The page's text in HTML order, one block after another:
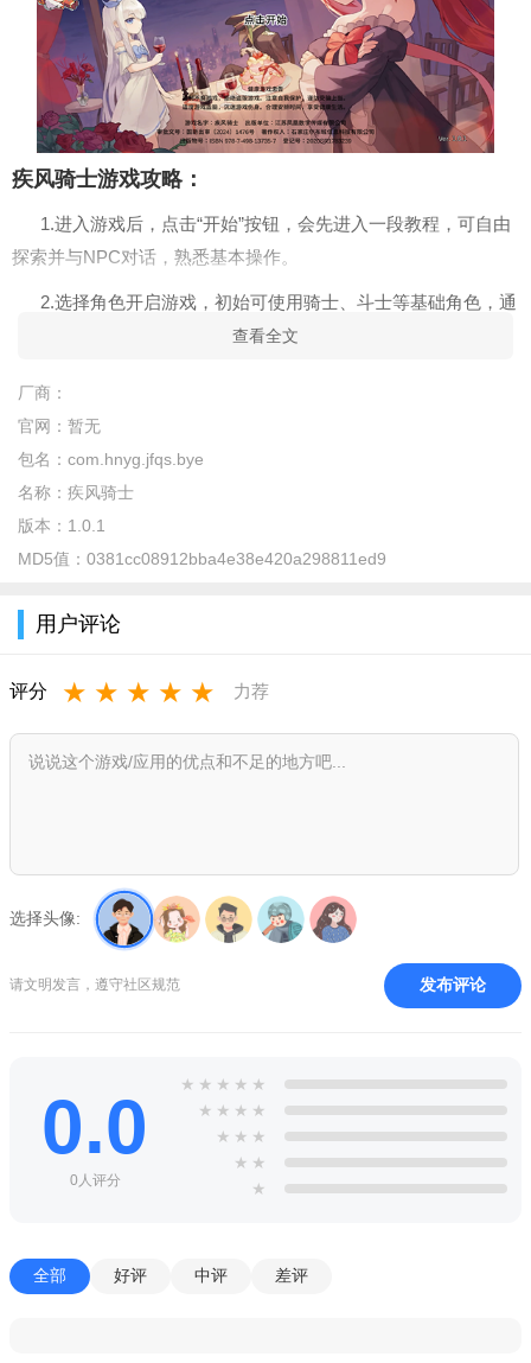
疾风骑士游戏攻略：
1.进入游戏后，点击“开始”按钮，会先进入一段教程，可自由
探索并与NPC对话，熟悉基本操作。
2.选择角色开启游戏，初始可使用骑士、斗士等基础角色，通
3.利用游戏内的商店购买物品，传送门可实现快速移动，提升
探索效率。
4.核心成长路径：不断提升自身强度，获取强大技能和装备，
应对更难的挑战。
5.在主界面点击“商店”，商店中所有角色均可使用钻石购买，
不同角色价格不同，当拥有足够钻石时，点击对应角色即可购买
疾风骑士游戏内容：
1.职业与角色：包含骑士、斗士、杀戮者、神枪手、魔道士、
位与战斗风格。
3.副本与挑战：设有丰富的剧情副本、秘境挑战和Boss战，
玩家需在其中击败魔物、获取奖励，推动游戏进程。
1.打破传统锁定模式，玩家可自由施展连招，战斗充满节奏感
查看全文
厂商：
官网： 暂无
包名： com.hnyg.jfqs.bye
名称： 疾风骑士
版本： 1.0.1
MD5值： 0381cc08912bba4e38e420a298811ed9
用户评论
评分 ★ ★ ★ ★ ★ 力荐
选择头像:
请文明发言，遵守社区规范 发布评论
0.0
0人评分
★ ★ ★ ★ ★
★ ★ ★ ★
★ ★ ★
★ ★
★
全部 好评 中评 差评